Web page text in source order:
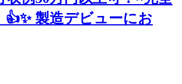
👍✨ 製造デビューにお